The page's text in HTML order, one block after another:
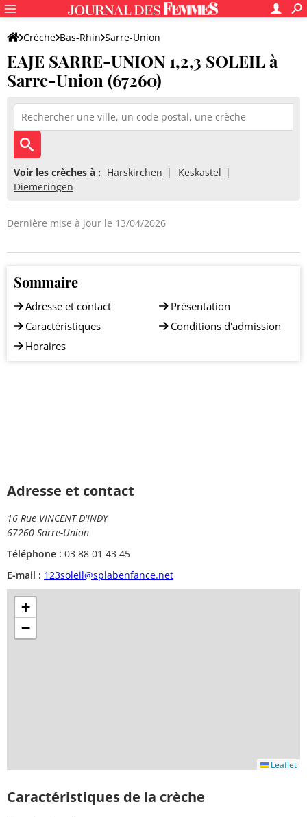
Crèche Bas-Rhin Sarre-Union
EAJE SARRE-UNION 1,2,3 SOLEIL
EAJE SARRE-UNION 1,2,3 SOLEIL à
Sarre-Union (67260)
Voir les crèches à : Harskirchen
Keskastel
Diemeringen
Dernière mise à jour le 13/04/2026
Sommaire
Adresse et contact
Caractéristiques
Horaires
Présentation
Conditions d'admission
Adresse et contact
16 Rue VINCENT D'INDY
67260 Sarre-Union
Téléphone : 03 88 01 43 45
E-mail : 123soleil@splabenfance.net
+
−
Leaflet
Caractéristiques de la crèche